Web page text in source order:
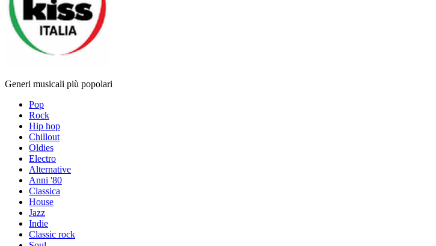
Generi musicali più popolari
Pop
Rock
Hip hop
Chillout
Oldies
Electro
Alternative
Anni '80
Classica
House
Jazz
Indie
Classic rock